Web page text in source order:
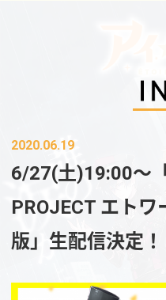
2020.06.19
6/27(土)19:00～
PROJECT エト
版」生配信決定！